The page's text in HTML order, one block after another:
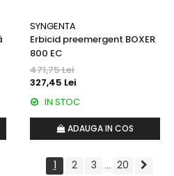
SYNGENTA
Erbicid preemergent BOXER
800 EC
471,75 Lei
327,45 Lei
IN STOC
ADAUGA IN COS
1 2 3 ... 20